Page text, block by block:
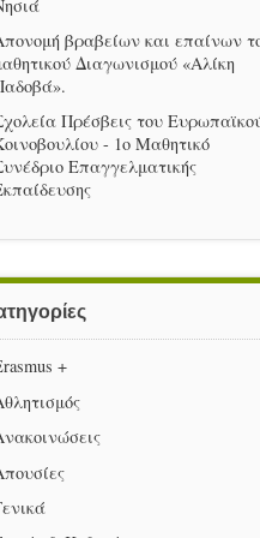
βραβείων και επαίνων
Διαγωνισμού «Αλίκη
Πρέσβεις του
- 1ο Μαθητικό
Επαγγελματικής
+